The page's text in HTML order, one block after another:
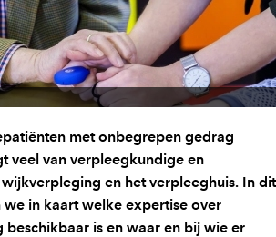
met onbegrepen gedrag
veel van verpleegkundige en
en het verpleeghuis. In dit
in kaart welke expertise over
is en waar en bij wie er